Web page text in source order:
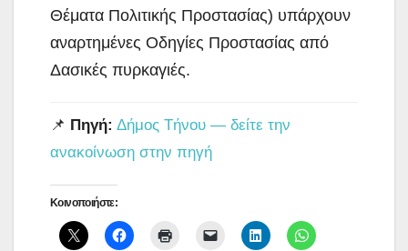
Θέματα Πολιτικής Προστασίας) υπάρχουν
αναρτημένες Οδηγίες Προστασίας από
Δασικές πυρκαγιές.
📌 Πηγή: Δήμος Τήνου — δείτε την
ανακοίνωση στην πηγή
Κοινοποιήστε: